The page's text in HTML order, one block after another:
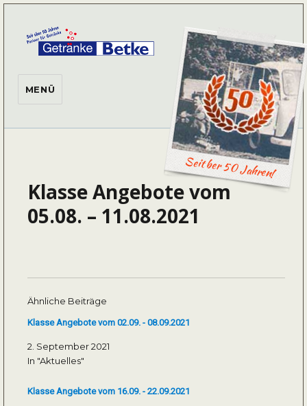
Seit ber 50 Jahren!
MENÜ
Klasse Angebote vom
05.08. – 11.08.2021
Ähnliche Beiträge
Klasse Angebote vom 02.09. - 08.09.2021
2. September 2021
In "Aktuelles"
Klasse Angebote vom 16.09. - 22.09.2021